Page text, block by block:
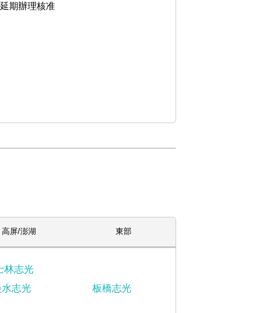
期辦理核准
高屏/澎湖 東部
林志光
水志光
板橋志光